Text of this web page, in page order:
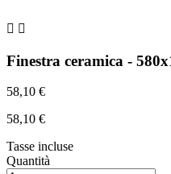
 
Finestra ceramica -
58,10 €
58,10 €
Tasse incluse
Quantità